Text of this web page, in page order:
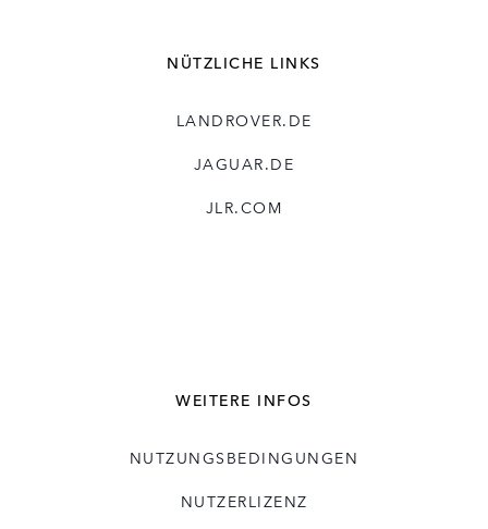
NÜTZLICHE LINKS
LANDROVER.DE
JAGUAR.DE
JLR.COM
WEITERE INFOS
NUTZUNGSBEDINGUNGEN
NUTZERLIZENZ